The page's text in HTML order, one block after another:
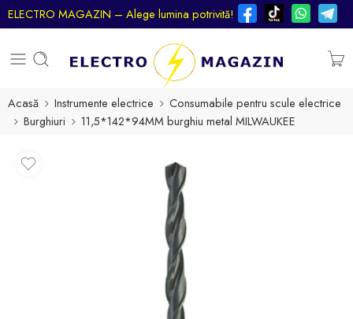
ELECTRO MAGAZIN – Alege lumina potrivită!
Acasă Instrumente electrice
Consumabile pentru scule electrice
Burghiuri
11,5*142*94MM burghiu metal MILWAUKEE